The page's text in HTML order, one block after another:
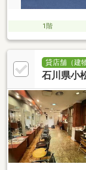
1階
貸店舗（建
石川県小